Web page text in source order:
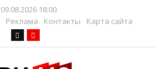
09.08.2026 18:00
Реклама Контакты Карта сайта